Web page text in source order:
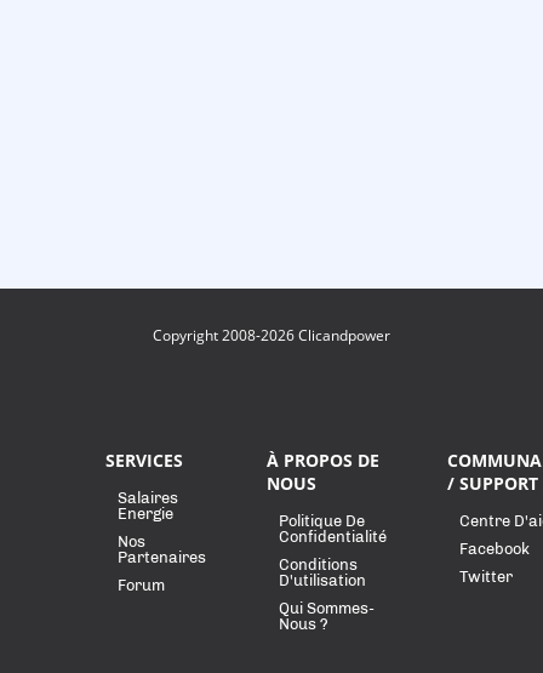
Copyright 2008-2026 Clicandpower
SERVICES
Salaires
Energie
Nos
Partenaires
Forum
À PROPOS DE
NOUS
Politique De
Confidentialité
Conditions
D'utilisation
Qui Sommes-
Nous ?
/ SUPPORT
Centre
Facebook
Twitter